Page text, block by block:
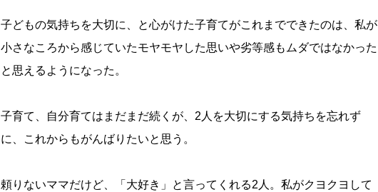
子どもの気持ちを大切に、と心がけた子育てがこれまでできたのは、私が
小さなころから感じていたモヤモヤした思いや劣等感もムダではなかった
と思えるようになった。
子育て、自分育てはまだまだ続くが、2人を大切にする気持ちを忘れず
に、これからもがんばりたいと思う。
頼りないママだけど、「大好き」と言ってくれる2人。私がクヨクヨして